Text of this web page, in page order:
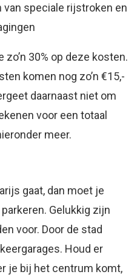
van speciale rijstroken en
30% op deze kosten.
komen nog zo’n €15,-
daarnaast niet om
voor een totaal
meer.
gaat, dan moet je
Gelukkig zijn
voor. Door de stad
Houd er
je bij het centrum komt,